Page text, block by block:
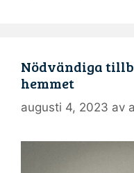
Nödvändiga
hemmet
augusti 4, 2023 av